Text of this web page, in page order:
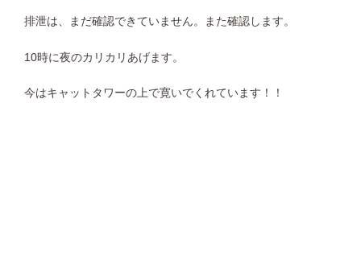
排泄は、まだ確認できていません。また確認します。
10時に夜のカリカリあげます。
今はキャットタワーの上で寛いでくれています！！